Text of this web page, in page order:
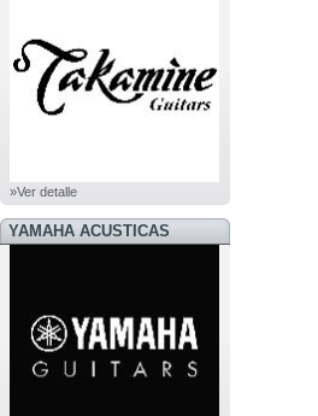
»Ver detalle
YAMAHA ACUSTICAS